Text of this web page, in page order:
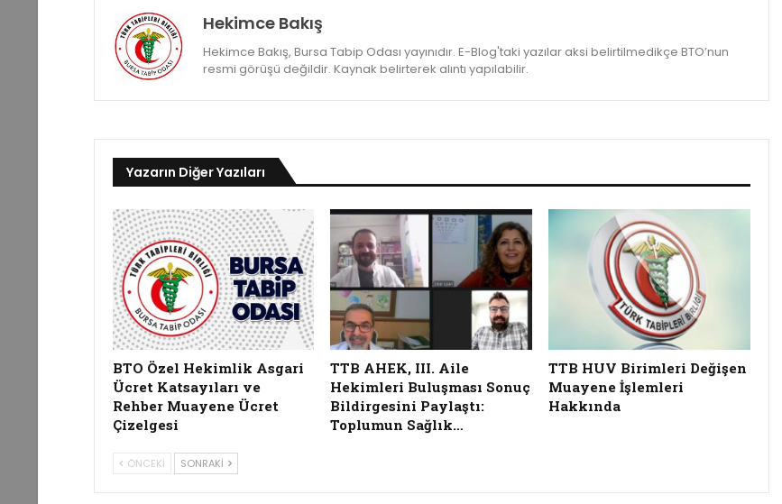
Hekimce Bakış
Hekimce Bakış, Bursa Tabip Odası yayınıdır. E-Blog'taki yazılar aksi belirtilmedikçe BTO’nun
resmi görüşü değildir. Kaynak belirterek alıntı yapılabilir.
Yazarın Diğer Yazıları
BTO Özel Hekimlik Asgari
Ücret Katsayıları ve
Rehber Muayene Ücret
Çizelgesi
TTB AHEK, III. Aile
Hekimleri Buluşması Sonuç
Bildirgesini Paylaştı:
Toplumun Sağlık…
TTB HUV Birimleri Değişen
Muayene İşlemleri
Hakkında
ÖNCEKI SONRAKI